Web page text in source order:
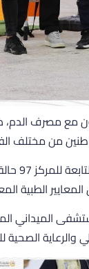
مع مصرف
من مختلف
الميداني
الصحية